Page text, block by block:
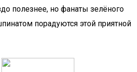
полезнее, но фанаты зелёного
порадуются этой приятной